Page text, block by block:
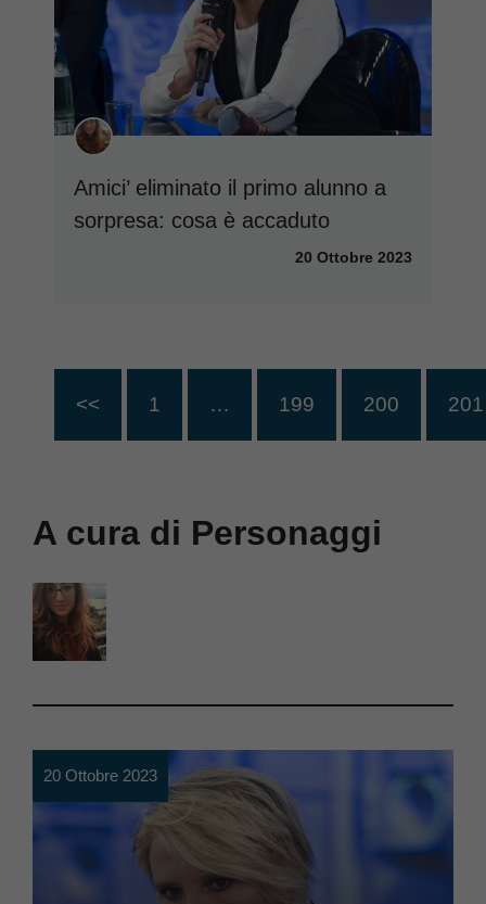
Amici’ eliminato il primo alunno a
sorpresa: cosa è accaduto
20 Ottobre 2023
<< 1 … 199 200 201
A cura di Personaggi
20 Ottobre 2023